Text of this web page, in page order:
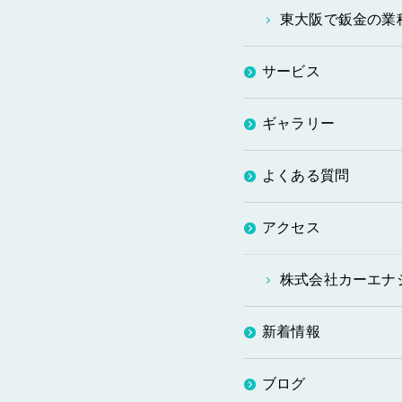
東大阪で鈑金の業
サービス
ギャラリー
よくある質問
アクセス
株式会社カーエナ
新着情報
ブログ